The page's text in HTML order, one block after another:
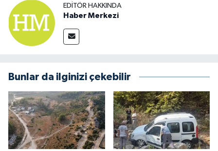
EDITÖR HAKKINDA
Haber Merkezi
Bunlar da ilginizi çekebilir